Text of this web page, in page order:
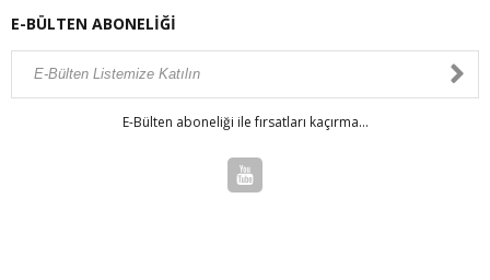
E-BÜLTEN ABONELİĞİ
E-Bülten aboneliği ile fırsatları kaçırma...